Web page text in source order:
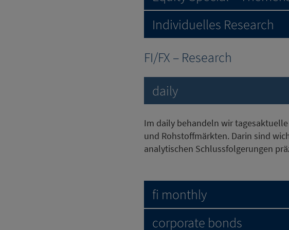
Individuelles Research
FI/FX – Research
daily
Im daily behandeln wir
und Rohstoffmärkten. Darin sind
analytischen Schlussfolgerungen
fi monthly
corporate bonds